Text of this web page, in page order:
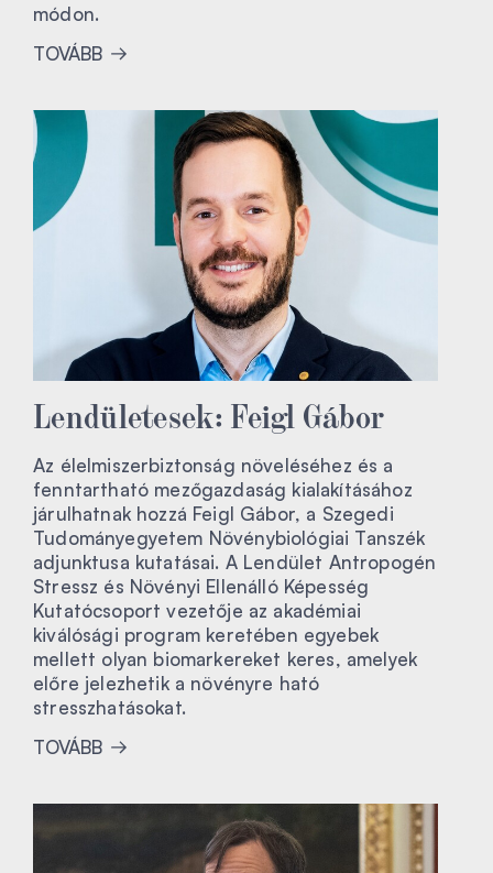
módon.
TOVÁBB
Lendületesek: Feigl Gábor
Az élelmiszerbiztonság növeléséhez és a
fenntartható mezőgazdaság kialakításához
járulhatnak hozzá Feigl Gábor, a Szegedi
Tudományegyetem Növénybiológiai Tanszék
adjunktusa kutatásai. A Lendület Antropogén
Stressz és Növényi Ellenálló Képesség
Kutatócsoport vezetője az akadémiai
kiválósági program keretében egyebek
mellett olyan biomarkereket keres, amelyek
előre jelezhetik a növényre ható
stresszhatásokat.
TOVÁBB